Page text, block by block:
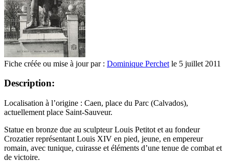
Fiche créée ou mise à jour par : Dominique Perchet le 5 juillet 2011
Description:
Localisation à l’origine : Caen, place du Parc (Calvados),
actuellement place Saint-Sauveur.
Statue en bronze due au sculpteur Louis Petitot et au fondeur
Crozatier représentant Louis XIV en pied, jeune, en empereur
romain, avec tunique, cuirasse et éléments d’une tenue de combat et
de victoire.